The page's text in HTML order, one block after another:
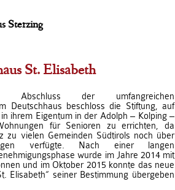
Sterzing
St. Elisabeth
Abschluss der umfangreichen
Deutschhaus beschloss die Stiftung, auf
ihrem Eigentum in der Adolph – Kolping –
für Senioren zu errichten, da
zu vielen Gemeinden Südtirols noch über
verfügte. Nach einer langen
wurde im Jahre 2014 mit
und im Oktober 2015 konnte das neue
Elisabeth“ seiner Bestimmung übergeben